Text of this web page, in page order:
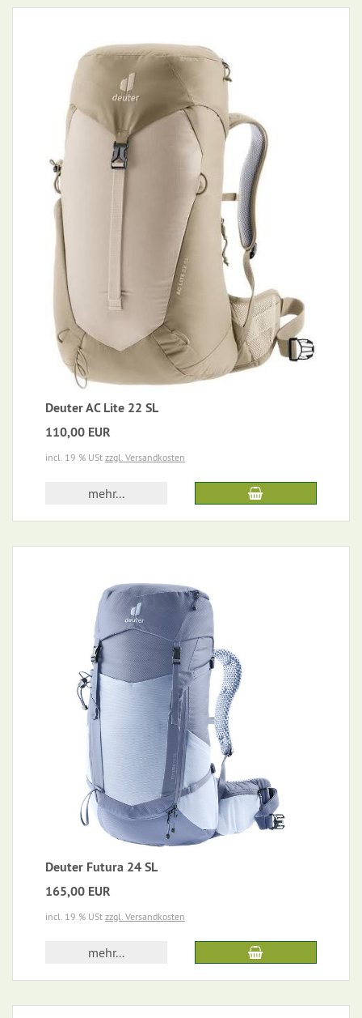
Deuter AC Lite 22 SL
110,00 EUR
incl. 19 % USt zzgl. Versandkosten
mehr...
Deuter Futura 24 SL
165,00 EUR
incl. 19 % USt zzgl. Versandkosten
mehr...